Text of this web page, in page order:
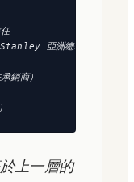
亞洲總裁）
銷商）
上一層的